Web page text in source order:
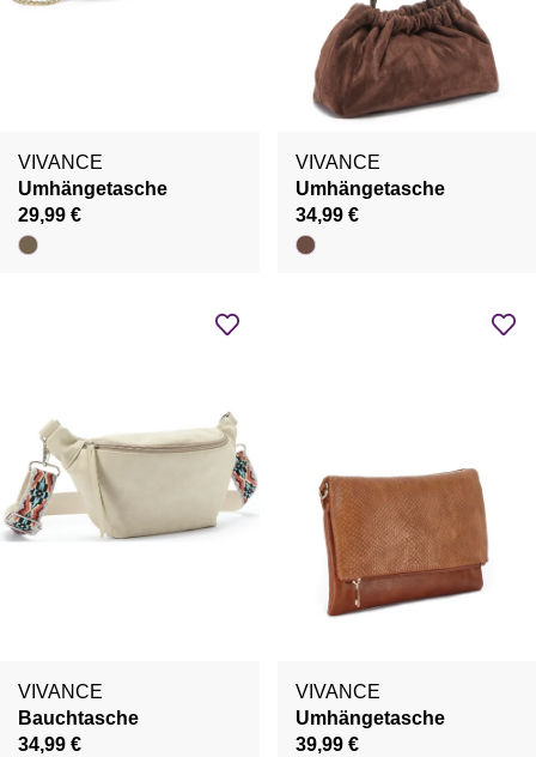
VIVANCE
Umhängetasche
29,99 €
VIVANCE
Umhängetasche
34,99 €
VIVANCE
Bauchtasche
34,99 €
VIVANCE
Umhängetasche
39,99 €